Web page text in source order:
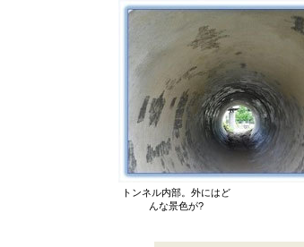
トンネル内部。外にはど
んな景色が?